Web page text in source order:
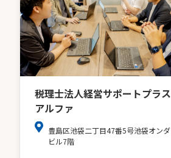
税理士法人経営サポートプラス
アルファ
豊島区池袋二丁目47番5号池袋オンダ
ビル7階